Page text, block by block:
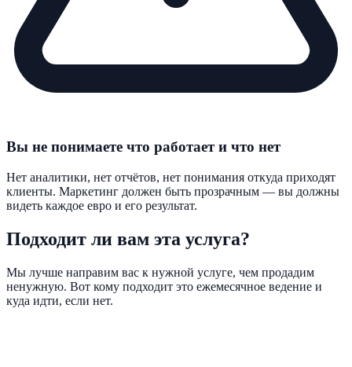
Вы не понимаете что работает и что нет
Нет аналитики, нет отчётов, нет понимания откуда приходят
клиенты. Маркетинг должен быть прозрачным — вы должны
видеть каждое евро и его результат.
Подходит ли вам эта услуга?
Мы лучше направим вас к нужной услуге, чем продадим
ненужную. Вот кому подходит это ежемесячное ведение и
куда идти, если нет.